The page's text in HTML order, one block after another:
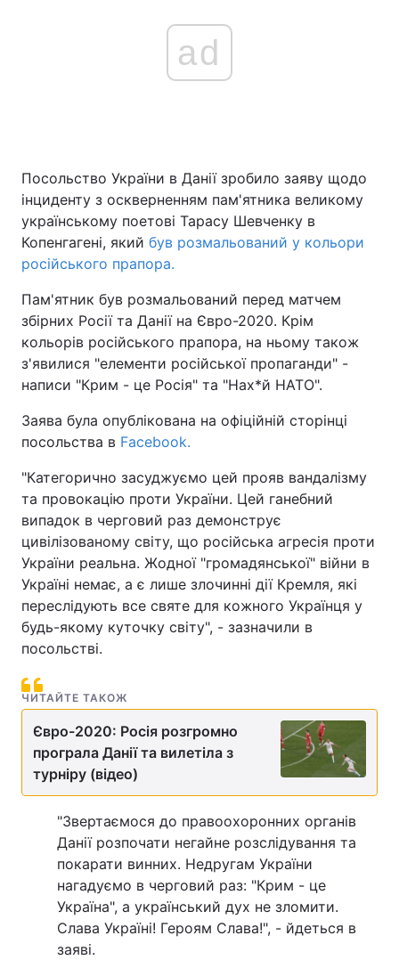
ad
Посольство України в Данії зробило заяву щодо
інциденту з оскверненням пам'ятника великому
українському поетові Тарасу Шевченку в
Копенгагені, який був розмальований у кольори
російського прапора.
Пам'ятник був розмальований перед матчем
збірних Росії та Данії на Євро-2020. Крім
кольорів російського прапора, на ньому також
з'явилися "елементи російської пропаганди" -
написи "Крим - це Росія" та "Нах*й НАТО".
Заява була опублікована на офіційній сторінці
посольства в Facebook.
"Категорично засуджуємо цей прояв вандалізму
та провокацію проти України. Цей ганебний
випадок в черговий раз демонструє
цивілізованому світу, що російська агресія проти
України реальна. Жодної "громадянської" війни в
Україні немає, а є лише злочинні дії Кремля, які
переслідують все святе для кожного Українця у
будь-якому куточку світу", - зазначили в
посольстві.
ЧИТАЙТЕ ТАКОЖ
Євро-2020: Росія розгромно
програла Данії та вилетіла з
турніру (відео)
"Звертаємося до правоохоронних органів
Данії розпочати негайне розслідування та
покарати винних. Недругам України
нагадуємо в черговий раз: "Крим - це
Україна", а український дух не зломити.
Слава Україні! Героям Слава!", - йдеться в
заяві.